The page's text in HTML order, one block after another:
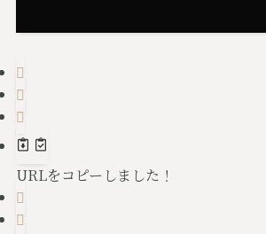
URLをコピーしました！